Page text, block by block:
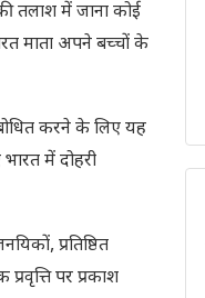
तलाश में जाना कोई
माता अपने बच्चों के
करने के लिए यह
में दोहरी
प्रतिष्ठित
पर प्रकाश